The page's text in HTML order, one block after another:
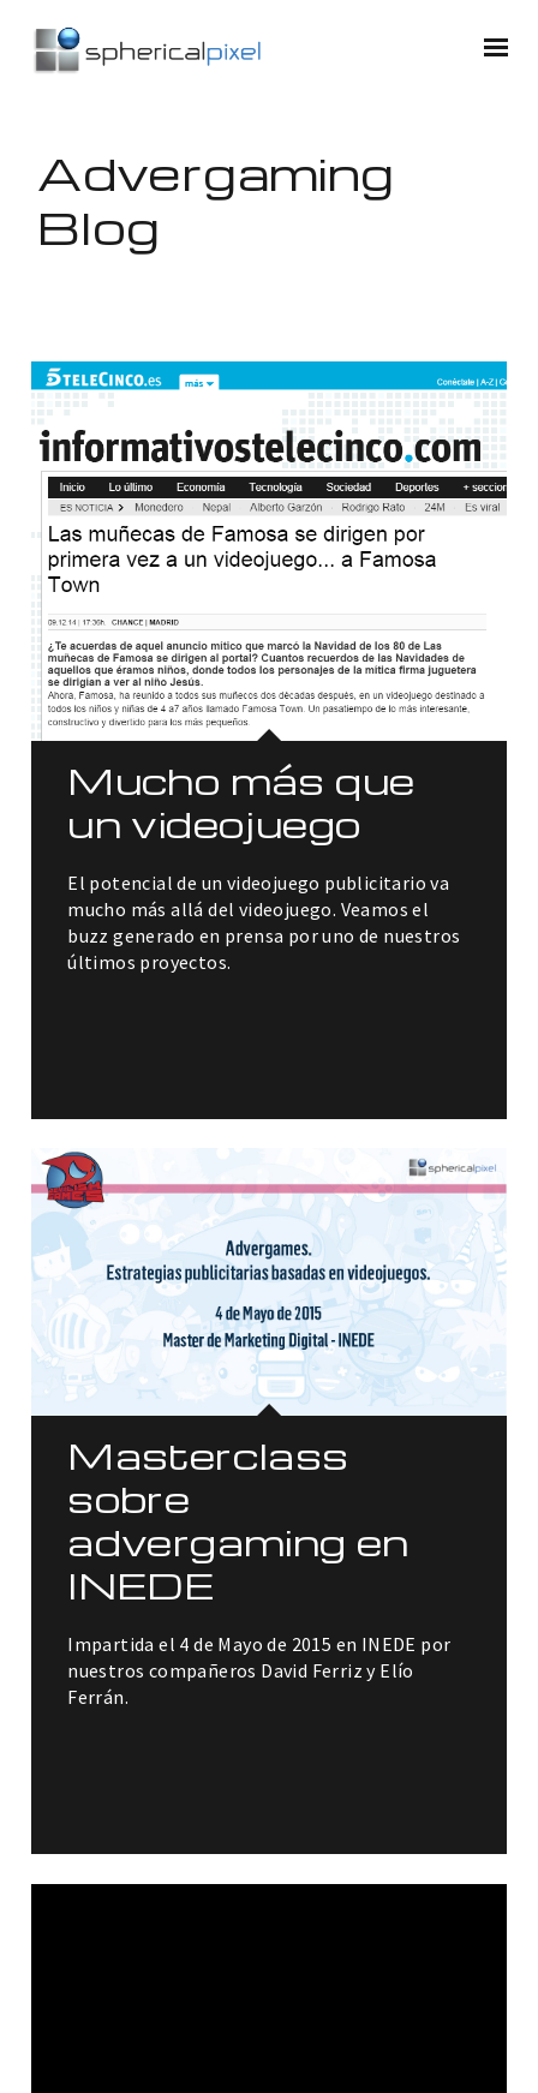
Advergaming
Blog
Mucho más que
un videojuego
El potencial de un videojuego publicitario va
mucho más allá del videojuego. Veamos el
buzz generado en prensa por uno de nuestros
últimos proyectos.
Masterclass
sobre
advergaming en
INEDE
Impartida el 4 de Mayo de 2015 en INEDE por
nuestros compañeros David Ferriz y Elío
Ferrán.